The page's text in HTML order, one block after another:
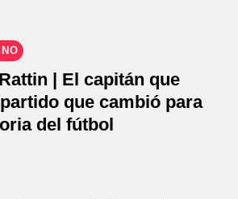
| El capitán que
que cambió para
del fútbol